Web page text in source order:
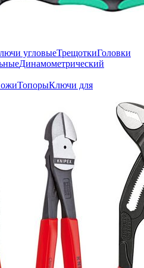
угловыеТрещоткиГоловки
Динамометрический
ТопорыКлючи для